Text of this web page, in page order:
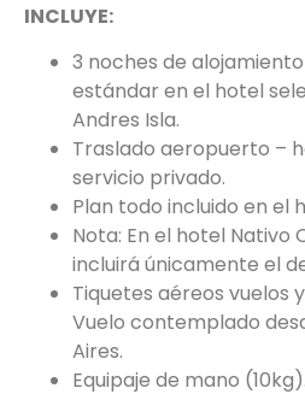
INCLUYE:
3 noches de
estándar en el hotel
Andres Isla.
Traslado aeropuerto –
servicio privado.
Plan todo incluido en el
Nota: En el hotel Nativo
incluirá únicamente el
Tiquetes aéreos vuelos
Vuelo contemplado
Aires.
Equipaje de mano (10kg).